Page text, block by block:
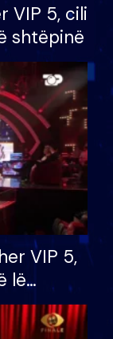
VIP 5, cili
shtëpinë
VIP 5,
lë
për